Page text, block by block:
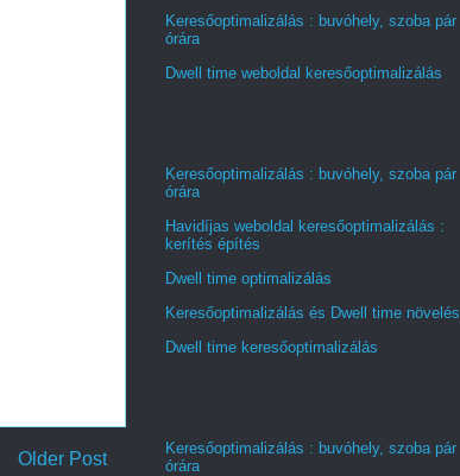
Older Post
Keresőoptimalizálás : buvóhely, szoba pár
órára
Dwell time weboldal keresőoptimalizálás
Keresőoptimalizálás : buvóhely, szoba pár
órára
Havidíjas weboldal keresőoptimalizálás :
kerítés építés
Dwell time optimalizálás
Keresőoptimalizálás és Dwell time növelés
Dwell time keresőoptimalizálás
Keresőoptimalizálás : buvóhely, szoba pár
órára